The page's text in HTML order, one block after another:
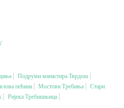
Подруми манастира Тврдош
пећина Мостови Требиња
Стари
Ријека Требишњица